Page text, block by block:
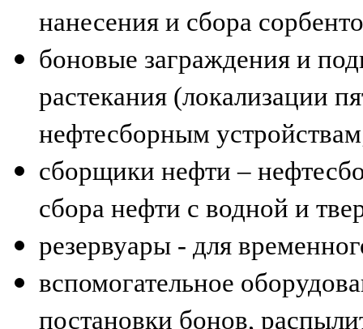
нанесения и сбора
боновые заграждения и
растекания (локализации
нефтесборным
сборщики нефти –
сбора нефти с водной и
резервуары - для
вспомогательное
постановки бонов,